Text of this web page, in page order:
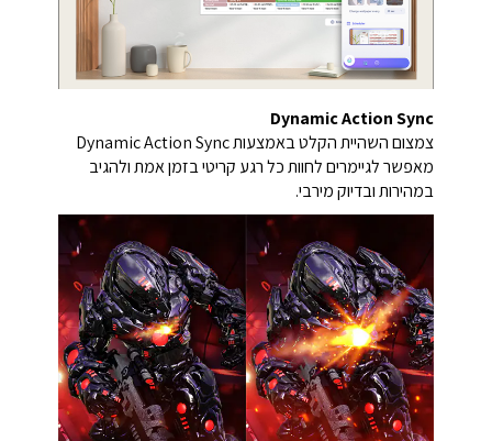
Dynamic Action Sync
צמצום השהיית הקלט באמצעות Dynamic Action Sync
מאפשר לגיימרים לחוות כל רגע קריטי בזמן אמת ולהגיב
במהירות ובדיוק מירבי.